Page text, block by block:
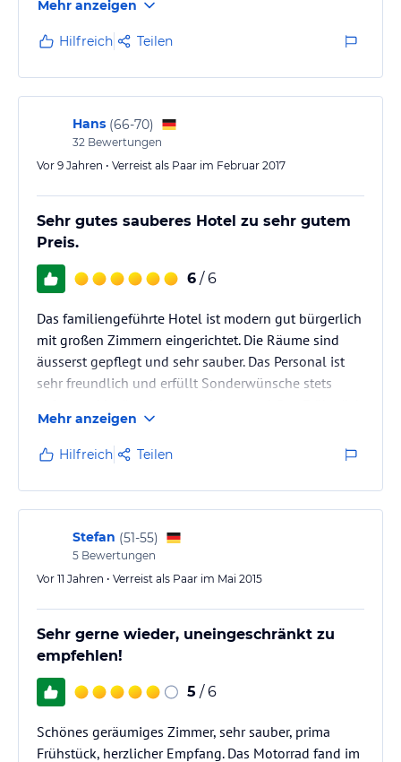
zur Gans, yooo Baby! Rindsroulade, Yippee-ya-yaeah
...
Wir kommen wieder, dass ist mal amtlich!
Mehr anzeigen
Hilfreich Teilen
Hans (66-70)
32 Bewertungen
Vor 9 Jahren • Verreist als Paar im Februar 2017
Sehr gutes sauberes Hotel zu sehr gutem
Preis.
6 / 6
Das familiengeführte Hotel ist modern gut bürgerlich
mit großen Zimmern eingerichtet. Die Räume sind
äusserst gepflegt und sehr sauber. Das Personal ist
sehr freundlich und erfüllt Sonderwünsche stets
ist sehr reichhaltig und von sehr guter Qualität. Die
Speisen im Restaurant gutbürgerlich, sehr reichhaltig
und von sehr guter Qualität bei angemessenen
Preisen. das Hotel ist für Kurzaufenthalte und längere
Urlaubsaufenthalte gleichermaßen gut geeignet.
Trotz der…
Mehr anzeigen
Hilfreich Teilen
Stefan (51-55)
5 Bewertungen
Vor 11 Jahren • Verreist als Paar im Mai 2015
Sehr gerne wieder, uneingeschränkt zu
empfehlen!
5 / 6
Schönes geräumiges Zimmer, sehr sauber, prima
Frühstück, herzlicher Empfang. Das Motorrad fand im